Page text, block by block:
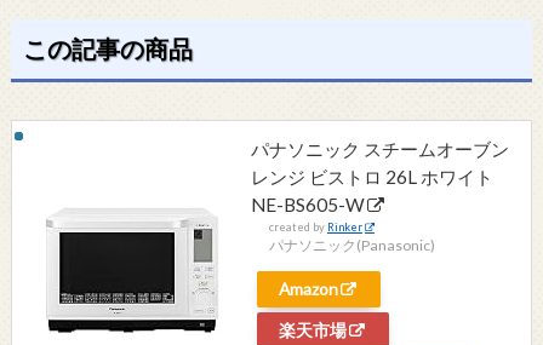
この記事の商品
パナソニック スチームオーブン
レンジ ビストロ 26L ホワイト
NE-BS605-W
created by Rinker
パナソニック(Panasonic)
Amazon
楽天市場